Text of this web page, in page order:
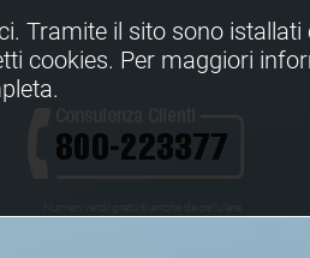
Tramite il sito sono
cookies. Per maggiori